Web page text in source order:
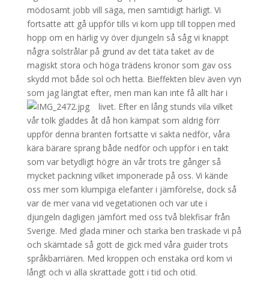
mödosamt jobb vill säga, men samtidigt härligt. Vi
fortsatte att gå uppför tills vi kom upp till toppen med
hopp om en härlig vy över djungeln så såg vi knappt
några solstrålar på grund av det täta taket av de
magiskt stora och höga trädens kronor som gav oss
skydd mot både sol och hetta. Bieffekten blev även vyn
som jag längtat efter, men man kan inte få allt här i
livet. Efter en lång stunds vila vilket
vår tolk gladdes åt då hon kämpat som aldrig förr
uppför denna branten fortsatte vi sakta nedför, våra
kära bärare sprang både nedför och uppför i en takt
som var betydligt högre än vår trots tre gånger så
mycket packning vilket imponerade på oss. Vi kände
oss mer som klumpiga elefanter i jämförelse, dock så
var de mer vana vid vegetationen och var ute i
djungeln dagligen jämfört med oss två blekfisar från
Sverige. Med glada miner och starka ben traskade vi på
och skämtade så gott de gick med våra guider trots
språkbarriären. Med kroppen och enstaka ord kom vi
långt och vi alla skrattade gott i tid och otid.